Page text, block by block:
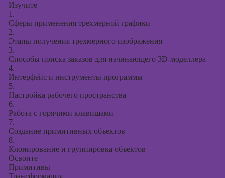
презентаций в
Изучите
1.
Сферы применения трехмерной графики
2.
Этапы получения трехмерного изображения
3.
Способы поиска заказов для начинающего 3D-моделлера
4.
Интерфейс и инструменты программы
5.
Настройка рабочего пространства
6.
Работа с горячими клавишами
7.
Создание примитивных объектов
8.
Клонирование и группировка объектов
Освоите
Примитивы
Трансформация